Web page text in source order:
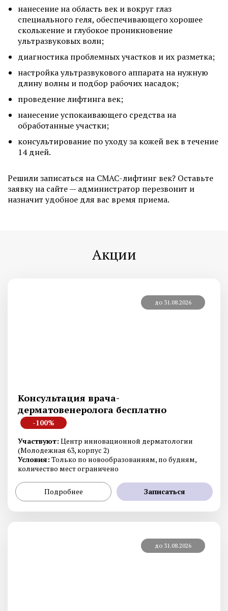
нанесение на область век и вокруг глаз
специального геля, обеспечивающего хорошее
скольжение и глубокое проникновение
ультразвуковых волн;
диагностика проблемных участков и их разметка;
настройка ультразвукового аппарата на нужную
длину волны и подбор рабочих насадок;
проведение лифтинга век;
нанесение успокаивающего средства на
обработанные участки;
консультирование по уходу за кожей век в течение
14 дней.
Решили записаться на СМАС-лифтинг век? Оставьте
заявку на сайте — администратор перезвонит и
назначит удобное для вас время приема.
Акции
до 31.08.2026
Консультация врача-
дерматовенеролога бесплатно
-100%
Участвуют: Центр инновационной дерматологии
(Молодежная 63, корпус 2)
Условия: Только по новообразованиям, по будням,
количество мест ограничено
Подробнее Записаться
до 31.08.2026